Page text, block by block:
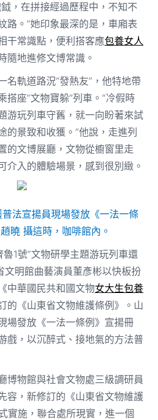
鉞，在拼接經過歷程中，不知不
路。”她印象最深的是，車廂表
干常識點，便利搭客應包養女人
隨地進修文博常識。
名軌道路況“發熱友”，他特地帶
搭座“文物寶躲”列車。“冷假時
游玩列車守舊，就一向盼著來試
的景致和收獲。”他說，走進列
的文博展廳，文物從櫥窗里走
介入的體驗場景，感到很別緻。
普法宣揚員現場發放《一法一條
曉 攝這時，咖啡館內。
魯1號”文物研學主題游玩列車還
文明館曲藝演員董彥彬以快板扮
中華國民共和國文物女大生包養
的《山東省文物維護條例》。山
場發放《一法一條例》宣揚冊
戲，以沉醉式、接地氣的方法普
博物館與社會文物處三級調研員
容，新修訂的《山東省文物維護
實施，聯合處所現實，進一個